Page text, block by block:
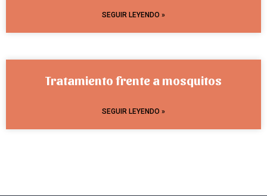
SEGUIR LEYENDO »
Tratamiento frente a mosquitos
SEGUIR LEYENDO »